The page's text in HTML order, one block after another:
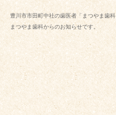
豊川市市田町中社の歯医者「まつやま歯科
まつやま歯科からのお知らせです。